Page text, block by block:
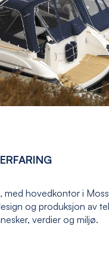
med hovedkontor i
og produksjon av
verdier og miljø.